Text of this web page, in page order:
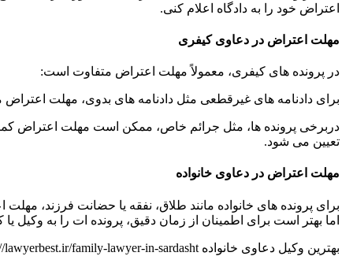
اعتراض خود را به دادگاه اعلام کنی.
مهلت اعتراض در دعاوی کیفری
در پرونده های کیفری، معمولاً مهلت اعتراض متفاوت است:
برای دادنامه های غیرقطعی مثل دادنامه های بدوی، مهلت اعتراض معمولاً ۲۰
دربرخی پرونده ها، مثل جرائم خاص، ممکن است مهلت اعتراض
تعیین می شود.
مهلت اعتراض در دعاوی خانواده
اما بهتر است برای اطمینان از زمان دقیق، پرونده ات را به
بهترین وکیل دعاوی خانواده https://lawyerbest.ir/family-lawyer-in-sardasht/